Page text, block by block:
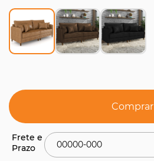
Comprar